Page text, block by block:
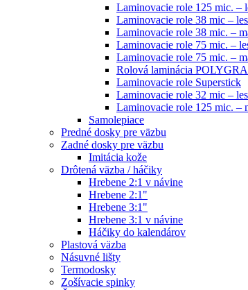
Laminovacie role 125 mic. –
Laminovacie role 38 mic –
Laminovacie role 38 mic. –
Laminovacie role 75 mic. –
Laminovacie role 75 mic. –
Rolová laminácia
Laminovacie role Superstick
Laminovacie role 32 mic –
Laminovacie role 125 mic. –
Samolepiace
Predné dosky pre väzbu
Zadné dosky pre väzbu
Imitácia kože
Drôtená väzba / háčiky
Hrebene 2:1 v návine
Hrebene 2:1"
Hrebene 3:1"
Hrebene 3:1 v návine
Háčiky do kalendárov
Plastová väzba
Násuvné lišty
Termodosky
Zošívacie spinky